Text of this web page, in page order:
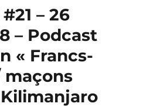
– 26
– Podcast
« Francs-
maçons